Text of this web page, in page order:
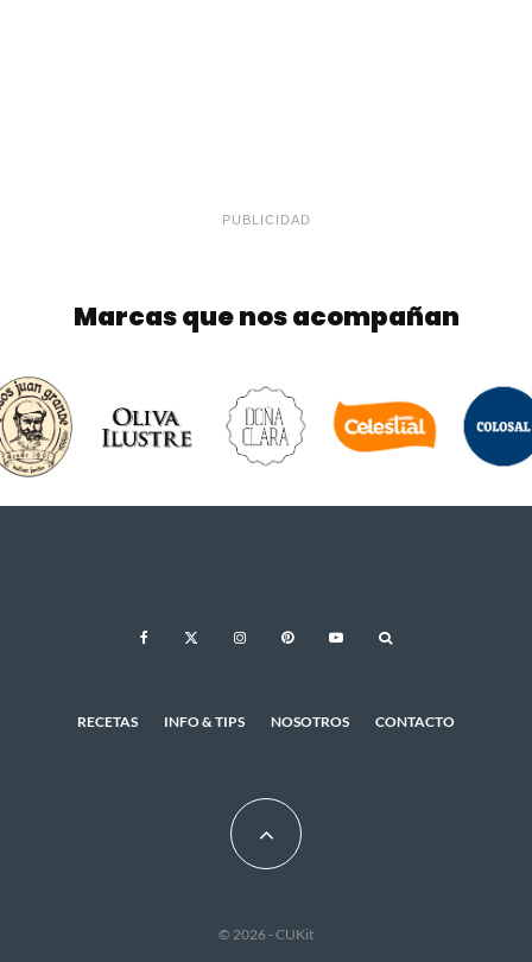
PUBLICIDAD
Marcas que nos acompañan
RECETAS INFO & TIPS NOSOTROS CONTACTO
© 2026 - CUKit